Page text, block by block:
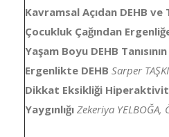
Kavramsal Açıdan DEHB ve
Çocukluk Çağından
Yaşam Boyu DEHB
Ergenlikte DEHB Sarper
Dikkat Eksikliği
Yaygınlığı Zekeriya YELBOĞA,